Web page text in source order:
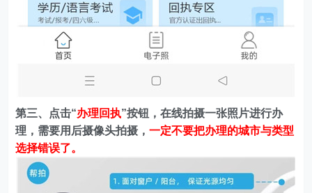
理，需要用后摄像头拍摄，
一定不要把办理的城市与类型
选择错误了。